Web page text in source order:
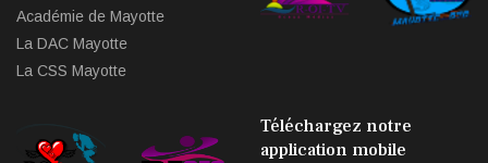
Académie de Mayotte
La DAC Mayotte
La CSS Mayotte
Téléchargez notre
application mobile